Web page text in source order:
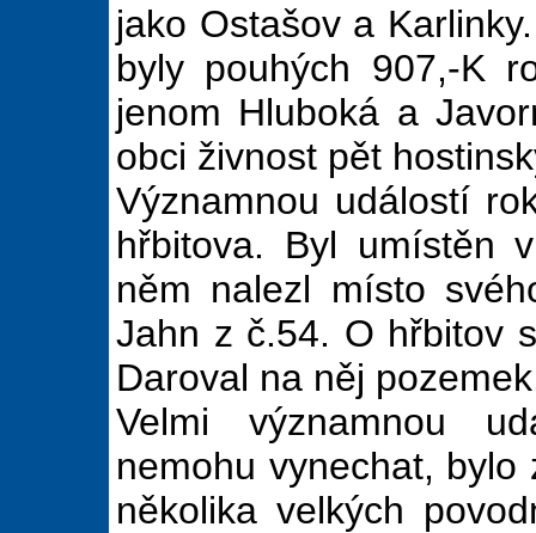
jako Ostašov a
byly pouhých 907,-K
jenom Hluboká a
obci živnost pět
Významnou událostí
hřbitova. Byl umístěn
něm nalezl místo
Jahn z č.54. O hřbitov
Daroval na něj
Velmi významnou
nemohu vynechat,
několika velkých